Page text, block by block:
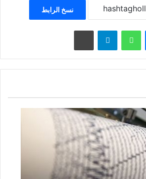
نسخ الرابط
ماسنجر واتساب تيلقرام مشاركة عبر البريد